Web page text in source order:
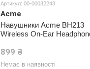
Артикул: 00-00032243
Acme
Навушники Acme BH213
Wireless On-Ear
899 ₴
Немає в наявності